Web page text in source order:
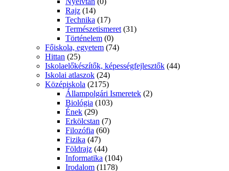
Rajz (14)
Technika (17)
Természetismeret (31)
Történelem (0)
Főiskola, egyetem (74)
Hittan (25)
Iskolaelőkészítők, képességfejlesztők (44)
Iskolai atlaszok (24)
Középiskola (2175)
Állampolgári Ismeretek (2)
Biológia (103)
Ének (29)
Erkölcstan (7)
Filozófia (60)
Fizika (47)
Földrajz (44)
Informatika (104)
Irodalom (1178)